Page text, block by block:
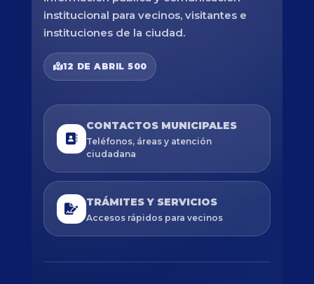
institucional para vecinos, visitantes e
instituciones de la ciudad.
12 DE ABRIL 500
CONTACTOS MUNICIPALES
Teléfonos, áreas y atención
ciudadana
TRÁMITES Y SERVICIOS
Accesos rápidos para vecinos